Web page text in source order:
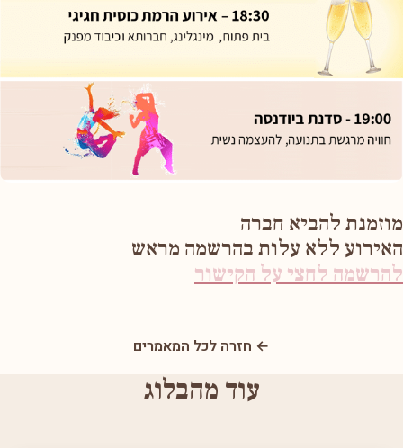
מוזמנת להביא חברה
האירוע ללא עלות בהרשמה מראש
להרשמה לחצי על הקישור
← חזרה לכל המאמרים
עוד מהבלוג